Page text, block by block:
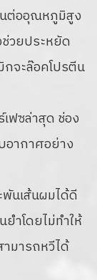
นต่ออุณหภูมิสูง
ช่วยประหยัด
จะล๊อคโปรตีน
ฟซล่าสุด ช่อง
อากาศอย่าง
นเส้นผมได้ดี
ำโดยไม่ทำให้
มารถหวีได้